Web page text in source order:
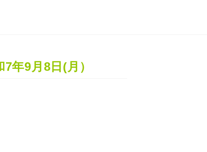
9月8日(月）